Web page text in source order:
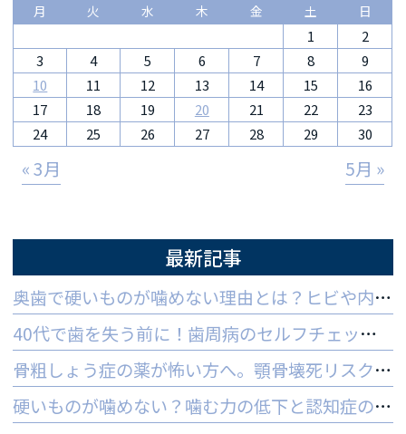
月 火 水 木 金 土 日
1
2
3
4 5 6 7 8
9
10
11 12 13 14 15
16
17
18 19 20 21 22
23
24
25 26 27 28 29 30
« 3月 5月 »
最新記事
奥歯で硬いものが噛めない理由とは？ヒビや内部炎症の疑いと対策
40代で歯を失う前に！歯周病のセルフチェックと守る予防法
骨粗しょう症の薬が怖い方へ。顎骨壊死リスクを防ぐ3つの対策
硬いものが噛めない？噛む力の低下と認知症の関係と受診の目安